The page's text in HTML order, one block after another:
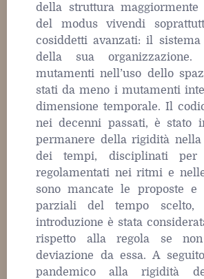
della struttura maggiormente
del modus vivendi
cosiddetti avanzati: il
della sua
mutamenti nell’uso dello
stati da meno i mutamenti
dimensione temporale. Il
nei decenni passati, è stato
permanere della rigidità nella
dei tempi, disciplinati per
regolamentati nei ritmi e
sono mancate le proposte e
parziali del tempo
introduzione è stata
rispetto alla regola se
deviazione da essa. A
pandemico alla rigidità